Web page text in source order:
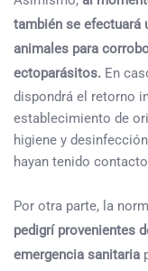
también se efectuará
animales para
ectoparásitos. En
dispondrá el retorno
establecimiento de
higiene y
hayan tenido
Por otra parte, la
pedigrí provenientes
emergencia sanitaria